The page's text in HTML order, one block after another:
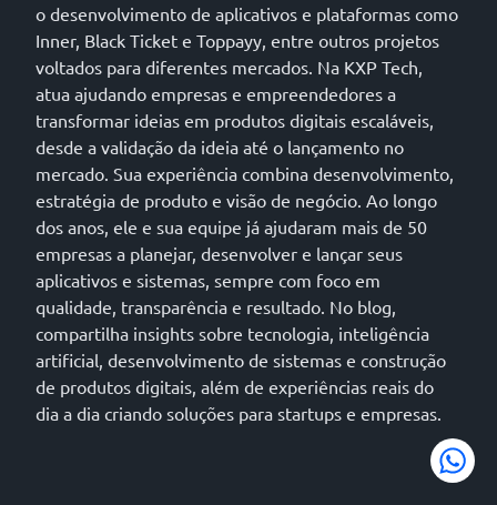
o desenvolvimento de aplicativos e plataformas como
Inner, Black Ticket e Toppayy, entre outros projetos
voltados para diferentes mercados. Na KXP Tech,
atua ajudando empresas e empreendedores a
transformar ideias em produtos digitais escaláveis,
desde a validação da ideia até o lançamento no
mercado. Sua experiência combina desenvolvimento,
estratégia de produto e visão de negócio. Ao longo
dos anos, ele e sua equipe já ajudaram mais de 50
empresas a planejar, desenvolver e lançar seus
aplicativos e sistemas, sempre com foco em
qualidade, transparência e resultado. No blog,
compartilha insights sobre tecnologia, inteligência
artificial, desenvolvimento de sistemas e construção
de produtos digitais, além de experiências reais do
dia a dia criando soluções para startups e empresas.